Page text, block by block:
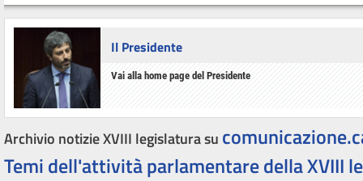
Il Presidente
Vai alla home page del Presidente
Archivio notizie XVIII legislatura su
Temi dell'attività parlamentare della XVIII